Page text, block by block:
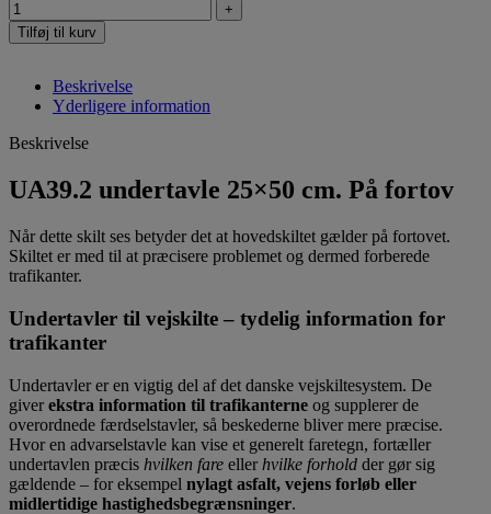
+
Tilføj til kurv
Beskrivelse
Yderligere information
Beskrivelse
UA39.2 undertavle 25×50 cm. På fortov
Når dette skilt ses betyder det at hovedskiltet gælder på fortovet.
Skiltet er med til at præcisere problemet og dermed forberede
trafikanter.
Undertavler til vejskilte – tydelig information for
trafikanter
Undertavler er en vigtig del af det danske vejskiltesystem. De
giver ekstra information til trafikanterne og supplerer de
overordnede færdselstavler, så beskederne bliver mere præcise.
Hvor en advarselstavle kan vise et generelt faretegn, fortæller
undertavlen præcis hvilken fare eller hvilke forhold der gør sig
gældende – for eksempel nylagt asfalt, vejens forløb eller
midlertidige hastighedsbegrænsninger.